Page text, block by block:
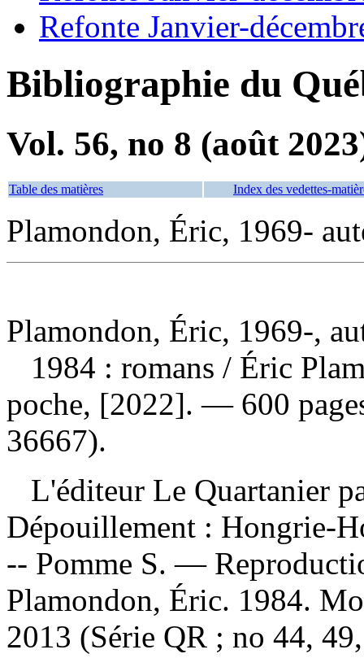
Refonte Janvier-
Bibliographie du
Vol. 56, no 8 (août
Table des matières Index des vedettes-
Plamondon, Éric, 1969-
Plamondon, Éric, 1969-,
1984 : romans / Éric
poche, [2022]. — 600
36667).
L'éditeur Le Quartanier
Dépouillement : Hongrie-
-- Pomme S. —
Plamondon, Éric. 1984.
2013 (Série QR ; no 44,